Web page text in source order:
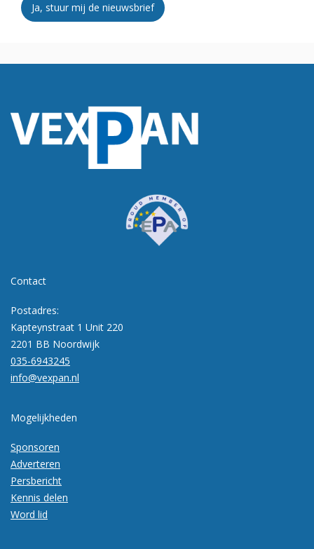
Ja, stuur mij de nieuwsbrief
Contact
Postadres:
Kapteynstraat 1 Unit 220
2201 BB Noordwijk
035-6943245
info@vexpan.nl
Mogelijkheden
Sponsoren
Adverteren
Persbericht
Kennis delen
Word lid